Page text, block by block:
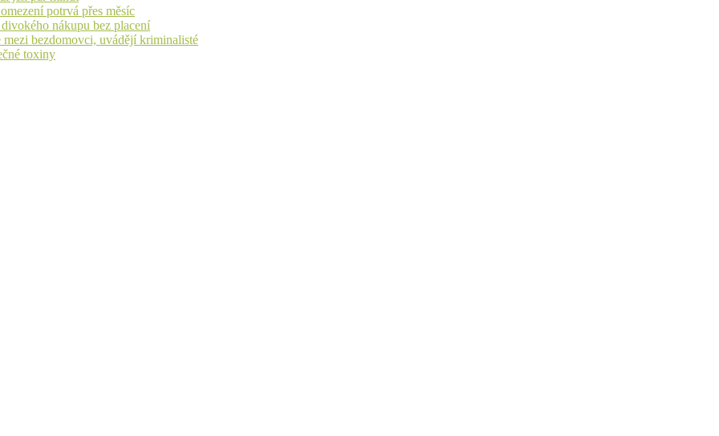
potrvá přes měsíc
nákupu bez placení
bezdomovci, uvádějí kriminalisté
toxiny